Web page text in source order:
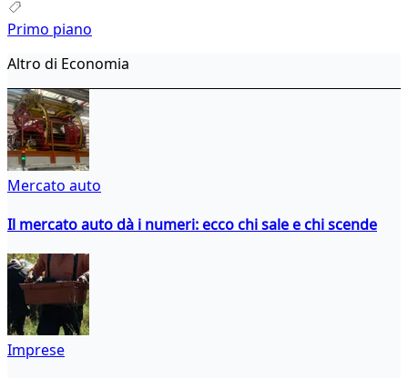
Primo piano
Altro di Economia
Mercato auto
Il mercato auto dà i numeri: ecco chi sale e chi scende
Imprese